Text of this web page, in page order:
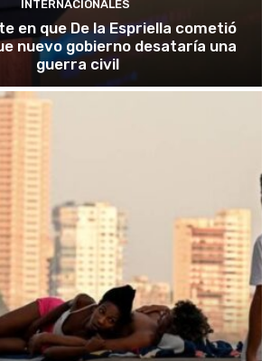
INTERNACIONALES
en que De la Espriella cometió
nuevo gobierno desataría una
guerra civil